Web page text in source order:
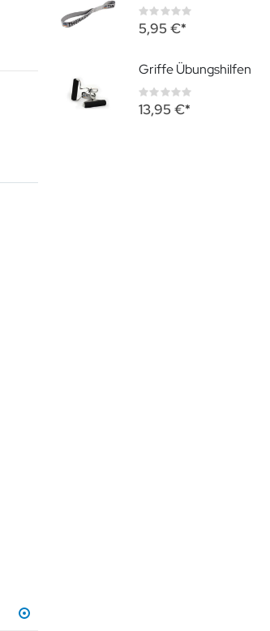
Rating:
0%
5,95 €
Griffe Übungshilfen
Rating:
0%
13,95 €